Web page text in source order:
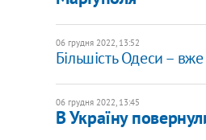
06 грудня 2022, 13:52
Більшість Одеси –
06 грудня 2022, 13:45
В Україну